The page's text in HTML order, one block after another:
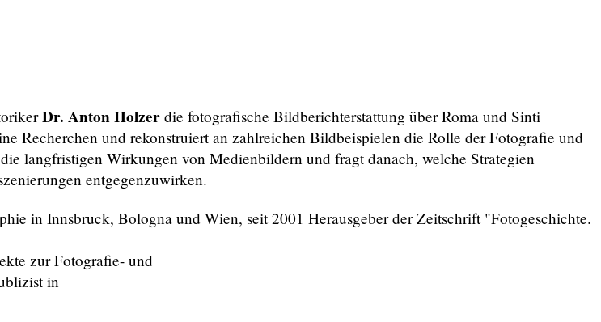
Dr. Anton Holzer die fotografische Bildberichterstattung über Roma und Sinti
Recherchen und rekonstruiert an zahlreichen Bildbeispielen die Rolle der Fotografie und
langfristigen Wirkungen von Medienbildern und fragt danach, welche Strategien
entgegenzuwirken.
in Innsbruck, Bologna und Wien, seit 2001 Herausgeber der Zeitschrift "Fotogeschichte.
zur Fotografie- und
in